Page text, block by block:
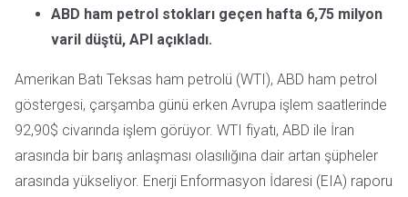
ABD ham petrol stokları geçen hafta 6,75 milyon
varil düştü, API açıkladı.
Amerikan Batı Teksas ham petrolü (WTI), ABD ham petrol
göstergesi, çarşamba günü erken Avrupa işlem saatlerinde
92,90$ civarında işlem görüyor. WTI fiyatı, ABD ile İran
arasında bir barış anlaşması olasılığına dair artan şüpheler
arasında yükseliyor. Enerji Enformasyon İdaresi (EIA) raporu